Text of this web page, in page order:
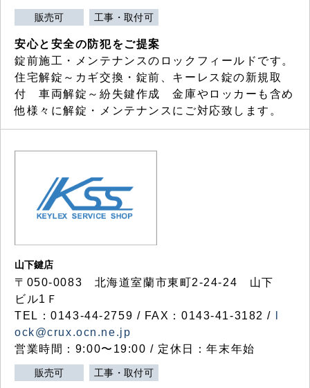
販売可 工事・取付可
安心と安全の防犯をご提案
錠前施工・メンテナンスのロックフィールドです。
住宅解錠～カギ交換・錠前、キーレス錠の新規取
付 車両解錠～紛失鍵作成 金庫やロッカーも含め
他様々に解錠・メンテナンスにご対応致します。
山下鍵店
〒050-0083 北海道室蘭市東町2-24-24 山下
ビル1Ｆ
TEL：0143-44-2759 / FAX：0143-41-3182 /
ock@crux.ocn.ne.jp
営業時間：9:00〜19:00 / 定休日：年末年始
販売可 工事・取付可